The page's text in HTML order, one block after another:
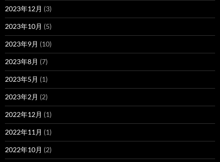
2023年12月 (3)
2023年10月 (5)
2023年9月 (10)
2023年8月 (7)
2023年5月 (1)
2023年2月 (2)
2022年12月 (1)
2022年11月 (1)
2022年10月 (2)